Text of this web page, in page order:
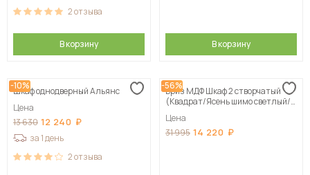
2отзыва
В корзину В корзину
-10%
Шкаф однодверный Альянс
Цена
13 630 12 240
за 1 день
2отзыва
-56%
Бриз МДФ Шкаф 2 створчатый
(Квадрат/Ясень шимо светлый/
Цена
31 995 14 220